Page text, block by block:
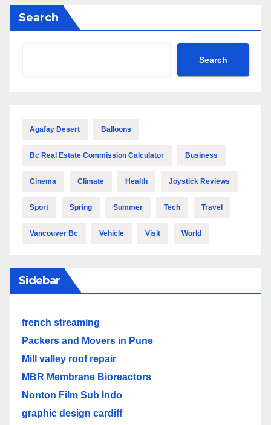
Search
Search
Agafay Desert Balloons
Bc Real Estate Commission Calculator Business
Cinema Climate Health Joystick Reviews
Sport Spring Summer Tech Travel
Vancouver Bc Vehicle Visit World
Sidebar
french streaming
Packers and Movers in Pune
Mill valley roof repair
MBR Membrane Bioreactors
Nonton Film Sub Indo
graphic design cardiff